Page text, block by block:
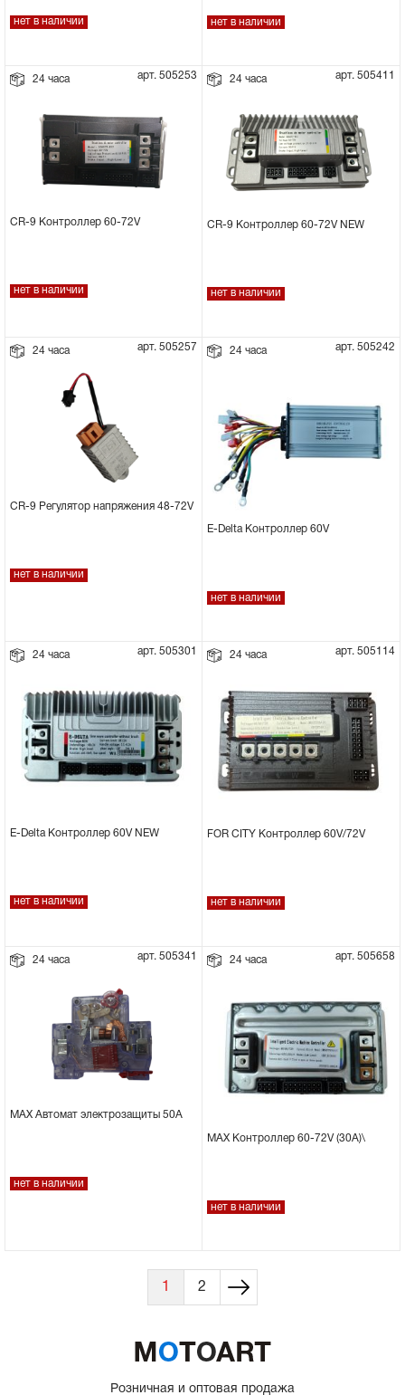
нет в наличии нет в наличии
24 часа арт. 505253
CR-9 Контроллер 60-72V
нет в наличии
24 часа арт. 505411
CR-9 Контроллер 60-72V NEW
нет в наличии
24 часа арт. 505257
CR-9 Регулятор напряжения 48-72V
нет в наличии
24 часа арт. 505242
E-Delta Контроллер 60V
нет в наличии
24 часа арт. 505301
E-Delta Контроллер 60V NEW
нет в наличии
24 часа арт. 505114
FOR CITY Контроллер 60V/72V
нет в наличии
24 часа арт. 505341
MAX Автомат электрозащиты 50А
нет в наличии
24 часа арт. 505658
MAX Контроллер 60-72V (30А)\
нет в наличии
1 2
Розничная и оптовая продажа